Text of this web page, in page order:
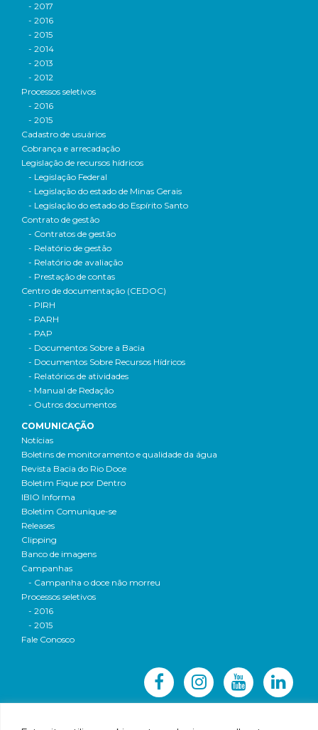
- 2017
- 2016
- 2015
- 2014
- 2013
- 2012
Processos seletivos
- 2016
- 2015
Cadastro de usuários
Cobrança e arrecadação
Legislação de recursos hídricos
- Legislação Federal
- Legislação do estado de Minas Gerais
- Legislação do estado do Espírito Santo
Contrato de gestão
- Contratos de gestão
- Relatório de gestão
- Relatório de avaliação
- Prestação de contas
Centro de documentação (CEDOC)
- PIRH
- PARH
- PAP
- Documentos Sobre a Bacia
- Documentos Sobre Recursos Hídricos
- Relatórios de atividades
- Manual de Redação
- Outros documentos
COMUNICAÇÃO
Notícias
Boletins de monitoramento e qualidade da água
Revista Bacia do Rio Doce
Boletim Fique por Dentro
IBIO Informa
Boletim Comunique-se
Releases
Clipping
Banco de imagens
Campanhas
- Campanha o doce não morreu
Processos seletivos
- 2016
- 2015
Fale Conosco